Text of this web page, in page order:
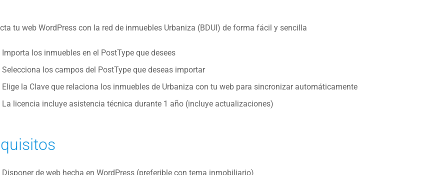
tu web WordPress con la red de inmuebles Urbaniza (BDUI) de forma fácil y sencilla
Importa los inmuebles en el PostType que desees
Selecciona los campos del PostType que deseas importar
Elige la Clave que relaciona los inmuebles de Urbaniza con tu web para sincronizar automáticamente
La licencia incluye asistencia técnica durante 1 año (incluye actualizaciones)
Disponer de web hecha en WordPress (preferible con tema inmobiliario)